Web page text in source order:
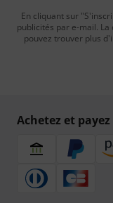
En cliquant sur
publicités par e-mail.
pouvez trouver plus
Achetez et